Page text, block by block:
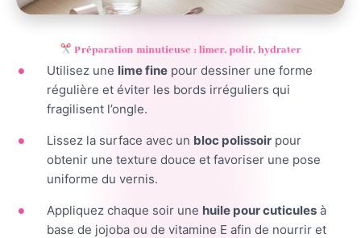
Préparation minutieuse : limer, polir, hydrater
Utilisez une lime finepour dessiner une forme
régulière et éviter les bords irréguliers qui
fragilisent l’ongle.
Lissez la surface avec un bloc polissoirpour
obtenir une texture douce et favoriser une pose
uniforme du vernis.
Appliquez chaque soir une huile pour cuticulesà
base de jojoba ou de vitamine E afin de nourrir et